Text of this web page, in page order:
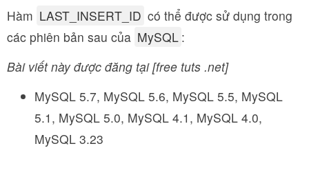
Hàm LAST_INSERT_ID có thể được sử dụng trong
các phiên bản sau của MySQL :
Bài viết này được đăng tại [free tuts .net]
MySQL 5.7, MySQL 5.6, MySQL 5.5, MySQL
5.1, MySQL 5.0, MySQL 4.1, MySQL 4.0,
MySQL 3.23